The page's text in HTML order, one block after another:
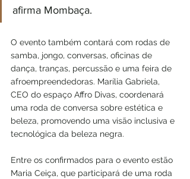
afirma Mombaça.
O evento também contará com rodas de
samba, jongo, conversas, oficinas de
dança, tranças, percussão e uma feira de
afroempreendedoras. Marília Gabriela,
CEO do espaço Affro Divas, coordenará
uma roda de conversa sobre estética e
beleza, promovendo uma visão inclusiva e
tecnológica da beleza negra.
Entre os confirmados para o evento estão
Maria Ceiça, que participará de uma roda